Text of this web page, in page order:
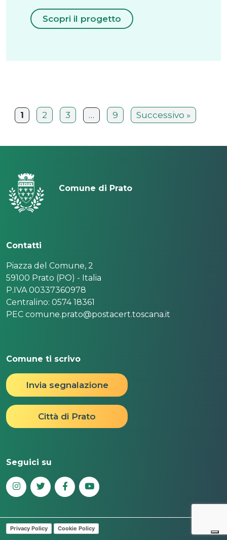
Scopri il progetto
1 2 3 … 9 Successivo »
Comune di Prato
Contatti
Piazza del Comune, 2
59100 Prato (PO) - Italia
P.IVA 00337360978
Centralino: 0574 18361
PEC comune.prato@postacert.toscana.it
Comune ti scrivo
Invia segnalazione
Città di Prato
Seguici su
Privacy Policy Cookie Policy